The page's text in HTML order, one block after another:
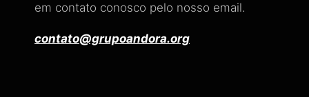
em contato conosco pelo nosso email.
contato@grupoandora.org